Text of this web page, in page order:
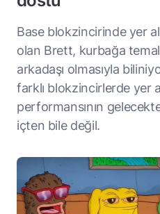
Base blokzincirinde yer
olan Brett, kurbağa
arkadaşı olmasıyla
farklı blokzincirlerde yer
performansının
içten bile değil.